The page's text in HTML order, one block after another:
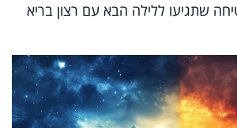
שתגיעו ללילה הבא עם רצון בריא